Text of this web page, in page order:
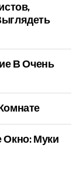
В Очень
Окно: Муки